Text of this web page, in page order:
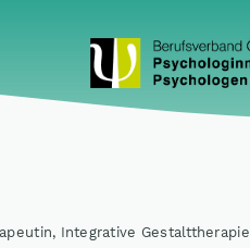
Integrative Gestalttherapie